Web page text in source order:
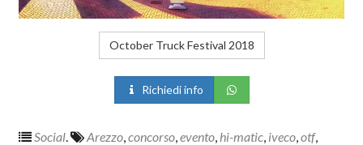
October Truck Festival 2018
Richiedi info
Social Arezzo concorso evento hi-matic iveco otf,